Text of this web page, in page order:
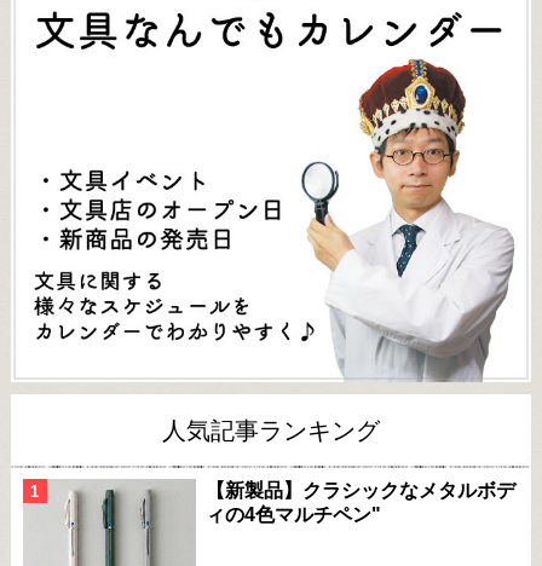
人気記事ランキング
【新製品】クラシックなメタルボデ
ィの4色マルチペン"